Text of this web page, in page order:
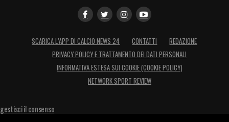
SCARICA L’APP DI CALCIO NEWS 24 CONTATTI
REDAZIONE
PRIVACY POLICY E TRATTAMENTO DEI DATI PERSONALI
INFORMATIVA ESTESA SUI COOKIE (COOKIE POLICY)
NETWORK SPORT REVIEW
gestisci il consenso